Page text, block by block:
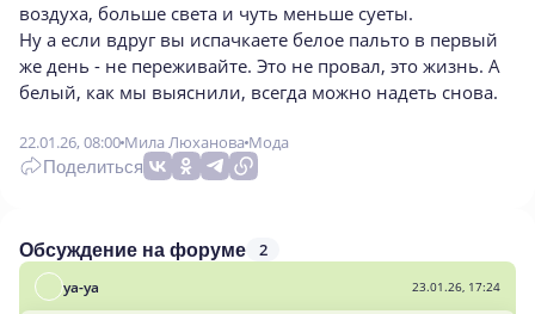
воздуха, больше света и чуть меньше суеты.
Ну а если вдруг вы испачкаете белое пальто в первый
же день - не переживайте. Это не провал, это жизнь. А
белый, как мы выяснили, всегда можно надеть снова.
22.01.26, 08:00 Мила Люханова Мода
Поделиться
Обсуждение на форуме 2
уа-уа 23.01.26, 17:24